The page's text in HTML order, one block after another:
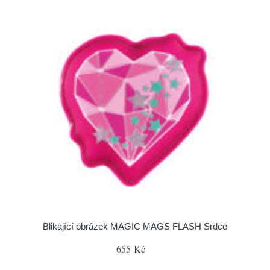
Blikající obrázek MAGIC MAGS FLASH Srdce
655 Kč